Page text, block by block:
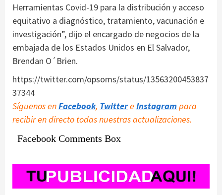
Herramientas Covid-19 para la distribución y acceso
equitativo a diagnóstico, tratamiento, vacunación e
investigación”, dijo el encargado de negocios de la
embajada de los Estados Unidos en El Salvador,
Brendan O´Brien.
https://twitter.com/opsoms/status/13563200453837
37344
Síguenos enFacebook, Twittere Instagram para
recibir en directo todas nuestras actualizaciones.
Facebook Comments Box